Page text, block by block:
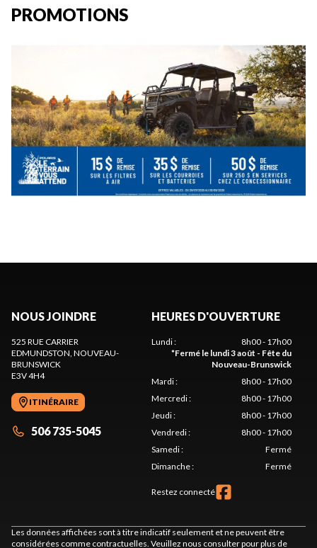
PROMOTIONS
NOUS JOINDRE
525 RUE CARRIER
EDMUNDSTON, NOUVEAU-
BRUNSWICK
E3V 4H4
ITINÉRAIRE
506 735-5045
HEURES D'OUVERTURE
Lundi:
8h00 - 17h00
*Fermé le lundi 3 août - Fête du
Nouveau-Brunswick
Mardi:
8h00 - 17h00
Mercredi:
8h00 - 17h00
Jeudi:
8h00 - 17h00
Vendredi:
8h00 - 17h00
Samedi:
Fermé
Dimanche: Fermé
Restez connecté
Les données affichées sont à titre indicatif seulement et ne peuvent être
considérées comme contractuelles. Veuillez nous consulter pour plus de